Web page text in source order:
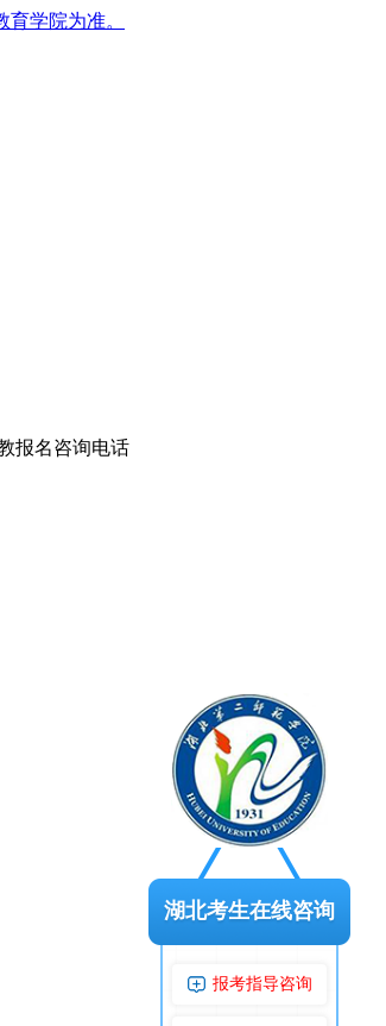
学院为准。
湖北考生在线咨询
报考指导咨询